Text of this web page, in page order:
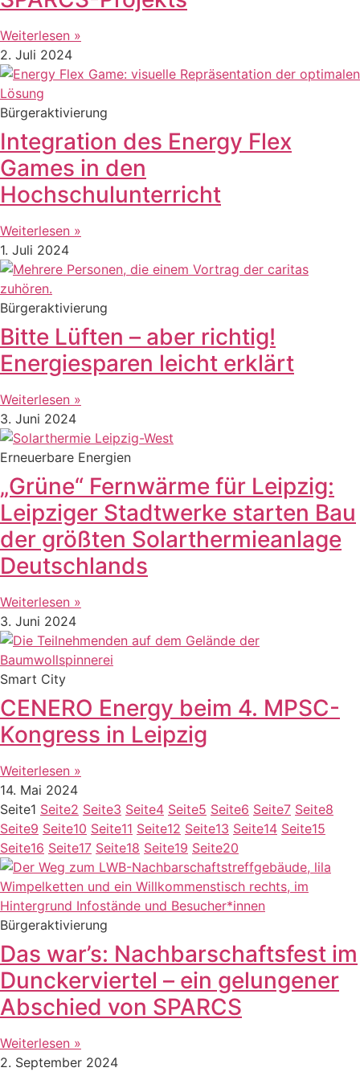
Weiterlesen »
2. Juli 2024
Bürgeraktivierung
Integration des Energy Flex
Games in den
Hochschulunterricht
Weiterlesen »
1. Juli 2024
Bürgeraktivierung
Bitte Lüften – aber richtig!
Energiesparen leicht erklärt
Weiterlesen »
3. Juni 2024
Erneuerbare Energien
„Grüne“ Fernwärme für Leipzig:
Leipziger Stadtwerke starten Bau
der größten Solarthermieanlage
Deutschlands
Weiterlesen »
3. Juni 2024
Smart City
CENERO Energy beim 4. MPSC-
Kongress in Leipzig
Weiterlesen »
14. Mai 2024
Seite1 Seite2 Seite3 Seite4 Seite5 Seite6 Seite7 Seite8
Seite9 Seite10 Seite11 Seite12 Seite13 Seite14 Seite15
Seite16 Seite17 Seite18 Seite19 Seite20
Bürgeraktivierung
Das war’s: Nachbarschaftsfest im
Dunckerviertel – ein gelungener
Abschied von SPARCS
Weiterlesen »
2. September 2024